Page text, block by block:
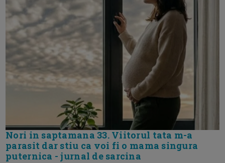
Nori in saptamana 33. Viitorul tata m-a
parasit dar stiu ca voi fi o mama singura
puternica - jurnal de sarcina